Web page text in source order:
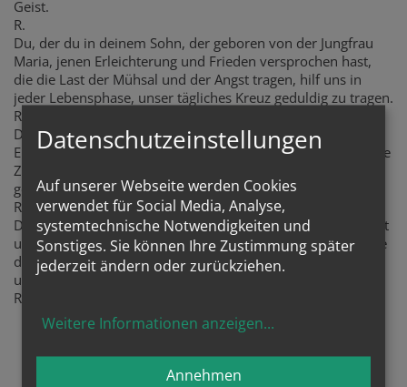
Geist.
R.
Du, der du in deinem Sohn, der geboren von der Jungfrau
Maria, jenen Erleichterung und Frieden versprochen hast,
die die Last der Mühsal und der Angst tragen, hilf uns in
jeder Lebensphase, unser tägliches Kreuz geduldig zu tragen.
R.
Du, der du in der Großzügigkeit deiner Liebe alle unsere
Erwartungen übertriffst, lass die älteren Menschen durch die
Zuneigung und das Verständnis ihrer Familien und Freunde
getröstet werden.
R.
Du, der niemanden von deiner väterlichen Liebe ausschließt
und deine Vorliebe für die Demütigen zeigst, lass die Würde
der älteren Menschen in der Kirche und in der Gesellschaft
unserer Zeit anerkannt und gewürdigt werden.
R.
Segensgebete
Datenschutzeinstellungen
Auf unserer Webseite werden Cookies
verwendet für Social Media, Analyse,
systemtechnische Notwendigkeiten und
Sonstiges. Sie können Ihre Zustimmung später
jederzeit ändern oder zurückziehen.
Weitere Informationen anzeigen...
Annehmen